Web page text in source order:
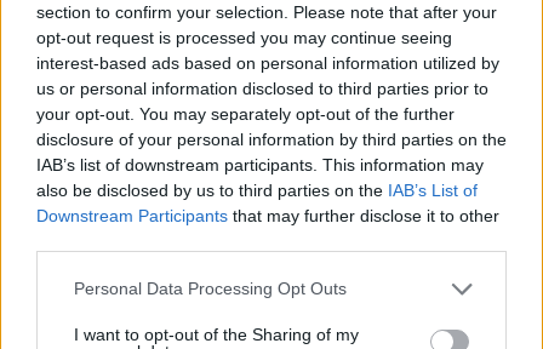
section to confirm your selection. Please note that after your
opt-out request is processed you may continue seeing
interest-based ads based on personal information utilized by
us or personal information disclosed to third parties prior to
your opt-out. You may separately opt-out of the further
disclosure of your personal information by third parties on the
IAB’s list of downstream participants. This information may
also be disclosed by us to third parties on the IAB’s List of
Downstream Participants that may further disclose it to other
Please note that this website/app uses one or more Google
not limited to your visit or usage behaviour. You may click to
Personal Data Processing Opt Outs
I want to opt-out of the Sharing of my
«Δεν θα με κυριεύσει ο φόβος»: Ο
περιπτεράς της Γαστούνης άνοιξε
ξανά το κατάστημά του μετά τις
επιθέσεις και τον εμπρησμό
07.08.2026, 12:51 60
26χρονη τραγουδίστρια: «Σιγά-σιγά
μπάντα της